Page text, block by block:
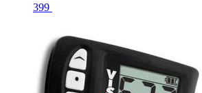
399